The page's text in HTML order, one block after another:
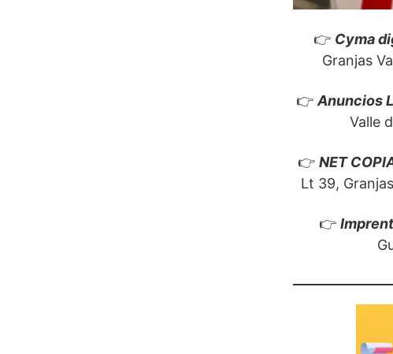
👉 Cyma
Granjas
👉Anuncios
Valle
👉 NET
Lt 39,
👉